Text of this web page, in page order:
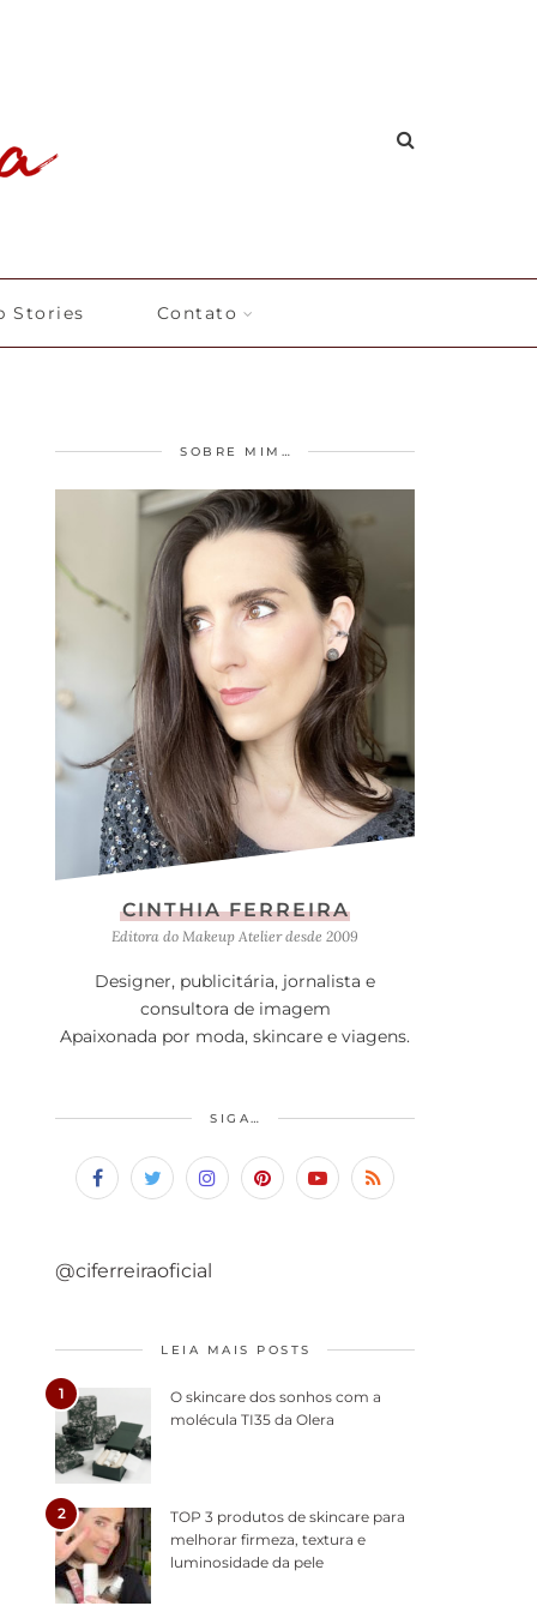
Stories Contato
SOBRE MIM…
CINTHIA FERREIRA
Editora do Makeup Atelier desde 2009
Designer, publicitária, jornalista e
consultora de imagem
Apaixonada por moda, skincare e viagens.
SIGA…
@ciferreiraoficial
LEIA MAIS POSTS
1
O skincare dos sonhos com a
molécula TI35 da Olera
2
TOP 3 produtos de skincare para
melhorar firmeza, textura e
luminosidade da pele